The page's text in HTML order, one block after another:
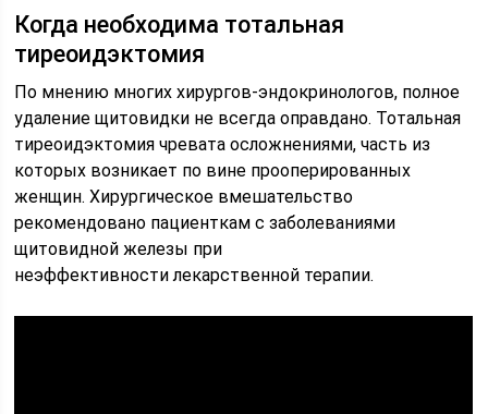
Когда необходима тотальная
тиреоидэктомия
По мнению многих хирургов-эндокринологов, полное
удаление щитовидки не всегда оправдано. Тотальная
тиреоидэктомия чревата осложнениями, часть из
которых возникает по вине прооперированных
женщин. Хирургическое вмешательство
рекомендовано пациенткам с заболеваниями
щитовидной железы при
неэффективности лекарственной терапии.